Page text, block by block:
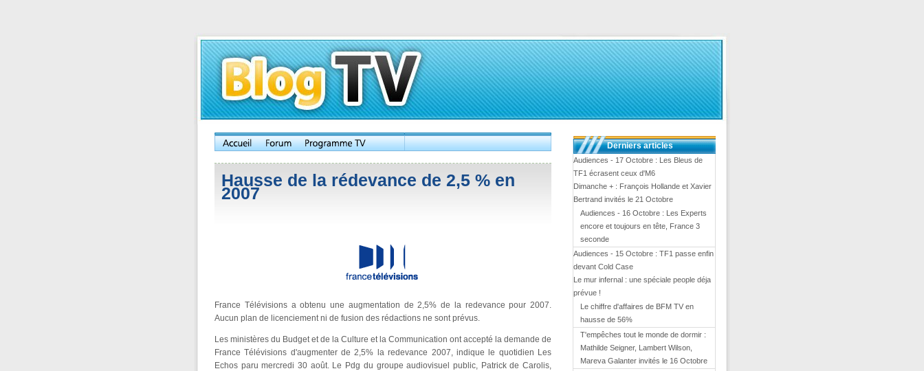
Hausse de la rédevance de 2,5 % en
2007
France Télévisions a obtenu une augmentation de 2,5% de la redevance pour 2007.
Aucun plan de licenciement ni de fusion des rédactions ne sont prévus.
Les ministères du Budget et de la Culture et la Communication ont accepté la demande de
France Télévisions d'augmenter de 2,5% la redevance 2007, indique le quotidien Les
Echos paru mercredi 30 août. Le Pdg du groupe audiovisuel public, Patrick de Carolis,
Derniers articles
Audiences - 17 Octobre : Les Bleus de
TF1 écrasent ceux d'M6
Dimanche + : François Hollande et Xavier
Bertrand invités le 21 Octobre
Audiences - 16 Octobre : Les Experts
encore et toujours en tête, France 3
seconde
Audiences - 15 Octobre : TF1 passe enfin
devant Cold Case
Le mur infernal : une spéciale people déja
prévue !
Le chiffre d'affaires de BFM TV en
hausse de 56%
T'empêches tout le monde de dormir :
Mathilde Seigner, Lambert Wilson,
Mareva Galanter invités le 16 Octobre